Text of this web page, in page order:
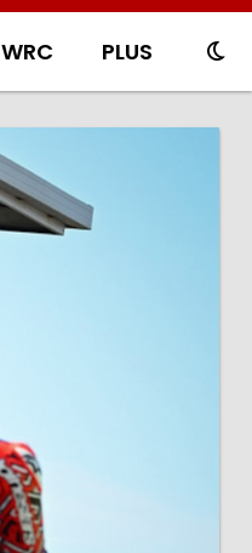
WRC PLUS